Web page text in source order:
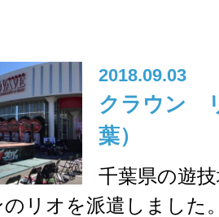
2018.09.03
クラウン
葉）
千葉県の遊
のリオを派遣しまし